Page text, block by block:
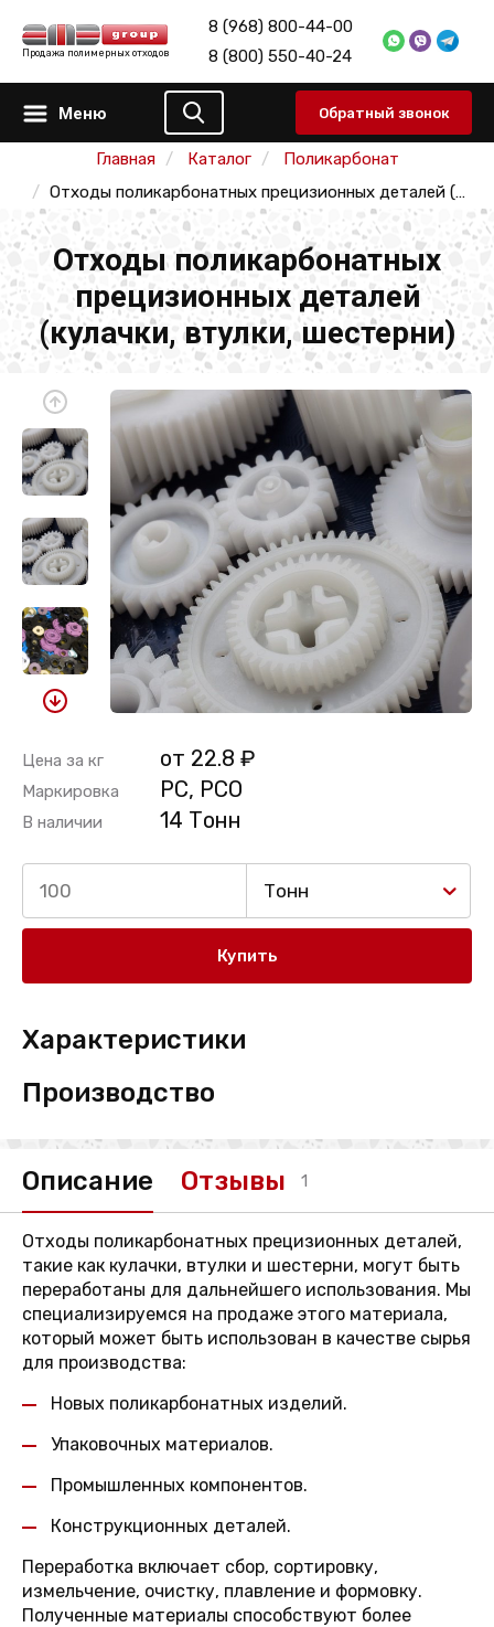
Продажа полимерных отходов
8 (968) 800-44-00
8 (800) 550-40-24
Меню Обратный звонок
Главная Каталог
Поликарбонат
Отходы поликарбонатных прецизионных деталей (кулачки, втулки, шестерни)
Отходы поликарбонатных
прецизионных деталей
(кулачки, втулки, шестерни)
Цена за кг от 22.8 ₽
Маркировка PC, PCO
В наличии 14 Тонн
Тонн
Купить
Характеристики
Производство
Описание Отзывы 1
Отходы поликарбонатных прецизионных деталей,
такие как кулачки, втулки и шестерни, могут быть
переработаны для дальнейшего использования. Мы
специализируемся на продаже этого материала,
который может быть использован в качестве сырья
для производства:
Новых поликарбонатных изделий.
Упаковочных материалов.
Промышленных компонентов.
Конструкционных деталей.
Переработка включает сбор, сортировку,
измельчение, очистку, плавление и формовку.
Полученные материалы способствуют более